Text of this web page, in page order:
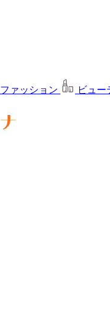
ファッション ビュー